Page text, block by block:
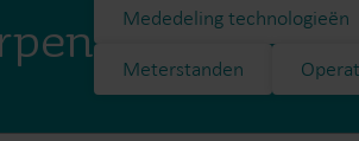
Mededeling technologieën
Meterstanden​